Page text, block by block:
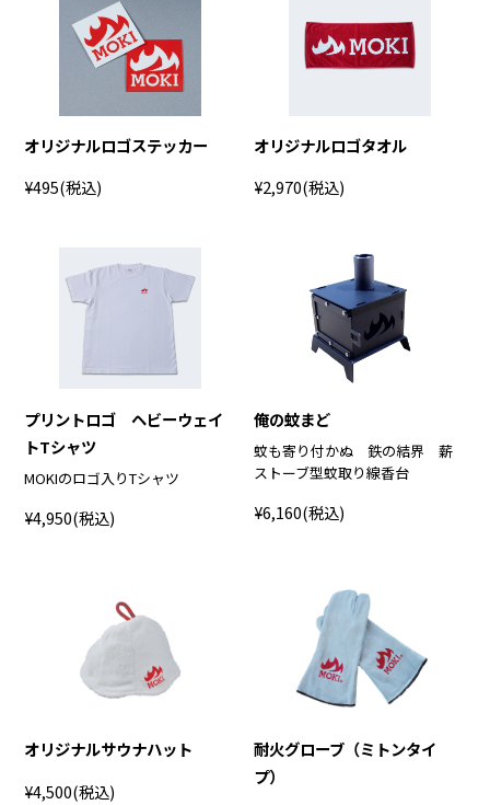
オリジナルロゴステッカー
¥495(税込)
オリジナルロゴタオル
¥2,970(税込)
プリントロゴ ヘビーウェイ
トTシャツ
MOKIのロゴ入りTシャツ
¥4,950(税込)
俺の蚊まど
蚊も寄り付かぬ 鉄の結界 薪
ストーブ型蚊取り線香台
¥6,160(税込)
オリジナルサウナハット
¥4,500(税込)
耐火グローブ（ミトンタイ
プ）